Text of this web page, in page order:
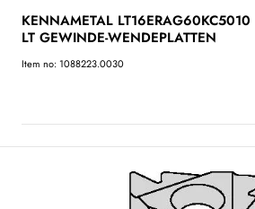
KENNAMETAL LT16ERAG60KC5010
LT GEWINDE-WENDEPLATTEN
Item no: 1088223.0030